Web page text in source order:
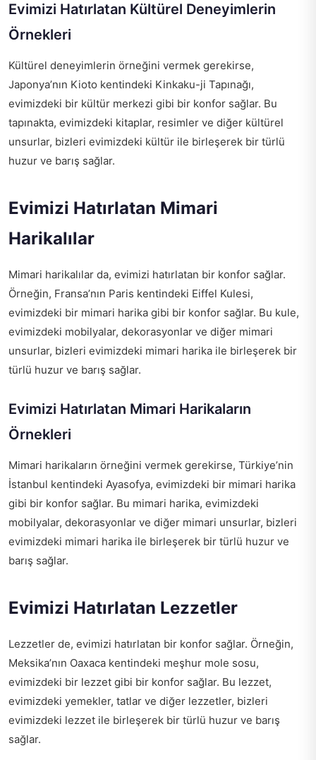
Evimizi Hatırlatan Kültürel Deneyimlerin
Örnekleri
Kültürel deneyimlerin örneğini vermek gerekirse,
Japonya’nın Kioto kentindeki Kinkaku-ji Tapınağı,
evimizdeki bir kültür merkezi gibi bir konfor sağlar. Bu
tapınakta, evimizdeki kitaplar, resimler ve diğer kültürel
unsurlar, bizleri evimizdeki kültür ile birleşerek bir türlü
huzur ve barış sağlar.
Evimizi Hatırlatan Mimari
Harikalılar
Mimari harikalılar da, evimizi hatırlatan bir konfor sağlar.
Örneğin, Fransa’nın Paris kentindeki Eiffel Kulesi,
evimizdeki bir mimari harika gibi bir konfor sağlar. Bu kule,
evimizdeki mobilyalar, dekorasyonlar ve diğer mimari
unsurlar, bizleri evimizdeki mimari harika ile birleşerek bir
türlü huzur ve barış sağlar.
Evimizi Hatırlatan Mimari Harikaların
Örnekleri
Mimari harikaların örneğini vermek gerekirse, Türkiye’nin
İstanbul kentindeki Ayasofya, evimizdeki bir mimari harika
gibi bir konfor sağlar. Bu mimari harika, evimizdeki
mobilyalar, dekorasyonlar ve diğer mimari unsurlar, bizleri
evimizdeki mimari harika ile birleşerek bir türlü huzur ve
barış sağlar.
Evimizi Hatırlatan Lezzetler
Lezzetler de, evimizi hatırlatan bir konfor sağlar. Örneğin,
Meksika’nın Oaxaca kentindeki meşhur mole sosu,
evimizdeki bir lezzet gibi bir konfor sağlar. Bu lezzet,
evimizdeki yemekler, tatlar ve diğer lezzetler, bizleri
evimizdeki lezzet ile birleşerek bir türlü huzur ve barış
sağlar.